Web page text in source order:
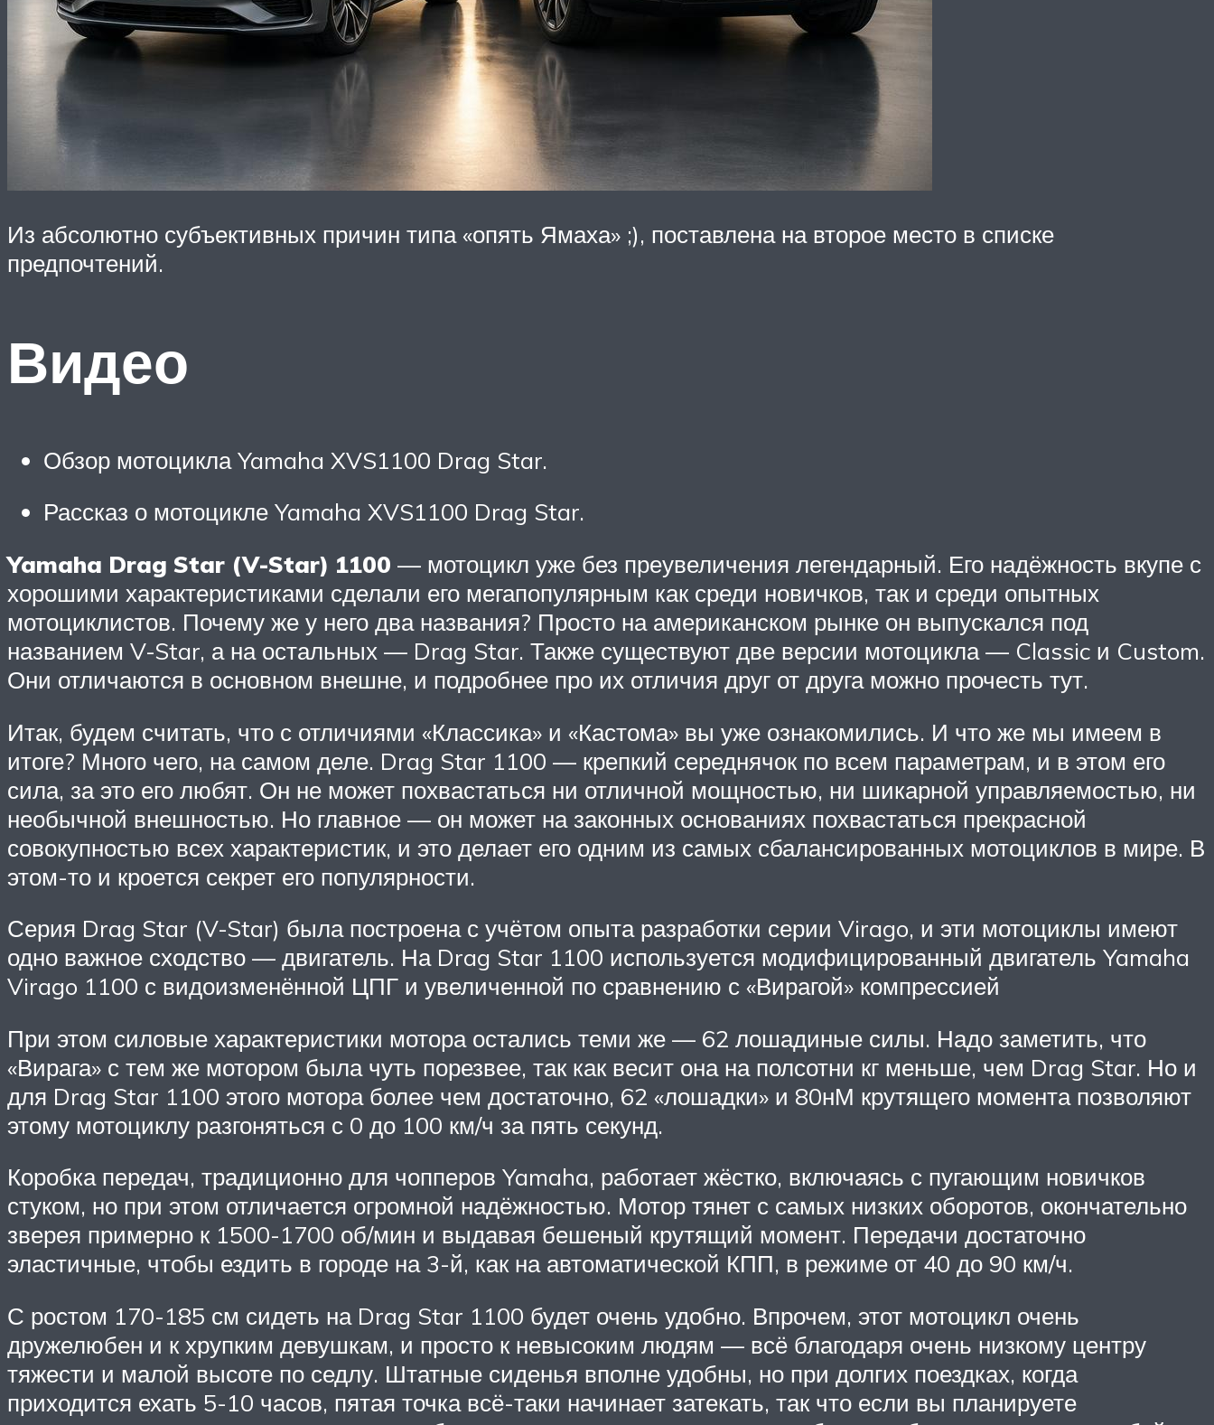
Из абсолютно субъективных причин типа «опять Ямаха» ;), поставлена на второе место в списке
предпочтений.
Видео
Обзор мотоцикла Yamaha XVS1100 Drag Star.
Рассказ о мотоцикле Yamaha XVS1100 Drag Star.
Yamaha Drag Star (V-Star) 1100 — мотоцикл уже без преувеличения легендарный. Его надёжность вкупе с
хорошими характеристиками сделали его мегапопулярным как среди новичков, так и среди опытных
мотоциклистов. Почему же у него два названия? Просто на американском рынке он выпускался под
названием V-Star, а на остальных — Drag Star. Также существуют две версии мотоцикла — Classic и Custom.
Они отличаются в основном внешне, и подробнее про их отличия друг от друга можно прочесть тут.
Итак, будем считать, что с отличиями «Классика» и «Кастома» вы уже ознакомились. И что же мы имеем в
итоге? Много чего, на самом деле. Drag Star 1100 — крепкий середнячок по всем параметрам, и в этом его
сила, за это его любят. Он не может похвастаться ни отличной мощностью, ни шикарной управляемостью, ни
необычной внешностью. Но главное — он может на законных основаниях похвастаться прекрасной
совокупностью всех характеристик, и это делает его одним из самых сбалансированных мотоциклов в мире. В
этом-то и кроется секрет его популярности.
Серия Drag Star (V-Star) была построена с учётом опыта разработки серии Virago, и эти мотоциклы имеют
одно важное сходство — двигатель. На Drag Star 1100 используется модифицированный двигатель Yamaha
Virago 1100 с видоизменённой ЦПГ и увеличенной по сравнению с «Вирагой» компрессией
При этом силовые характеристики мотора остались теми же — 62 лошадиные силы. Надо заметить, что
«Вирага» с тем же мотором была чуть порезвее, так как весит она на полсотни кг меньше, чем Drag Star. Но и
для Drag Star 1100 этого мотора более чем достаточно, 62 «лошадки» и 80нМ крутящего момента позволяют
этому мотоциклу разгоняться с 0 до 100 км/ч за пять секунд.
Коробка передач, традиционно для чопперов Yamaha, работает жёстко, включаясь с пугающим новичков
стуком, но при этом отличается огромной надёжностью. Мотор тянет с самых низких оборотов, окончательно
зверея примерно к 1500-1700 об/мин и выдавая бешеный крутящий момент. Передачи достаточно
эластичные, чтобы ездить в городе на 3-й, как на автоматической КПП, в режиме от 40 до 90 км/ч.
С ростом 170-185 см сидеть на Drag Star 1100 будет очень удобно. Впрочем, этот мотоцикл очень
дружелюбен и к хрупким девушкам, и просто к невысоким людям — всё благодаря очень низкому центру
тяжести и малой высоте по седлу. Штатные сиденья вполне удобны, но при долгих поездках, когда
приходится ехать 5-10 часов, пятая точка всё-таки начинает затекать, так что если вы планируете